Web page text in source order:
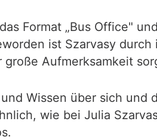
Format „Bus Office"
ist Szarvasy durch
Aufmerksamkeit
Wissen über sich und
wie bei Julia